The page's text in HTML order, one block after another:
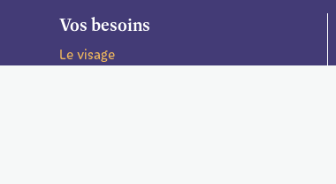
Vos besoins
Le visage